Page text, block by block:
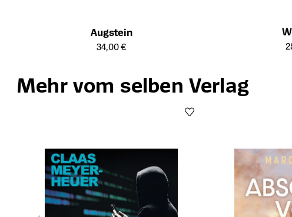
Augstein
Öffnet die Detailseite des Produkts
34,00 € Öffnet die Detailseite
Mehr vom selben Verlag